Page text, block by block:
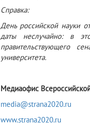
Справка:
День российской науки
даты неслучайно: в
правительствующего
университета.
Медиаофис
media@strana2020.ru
www.strana2020.ru